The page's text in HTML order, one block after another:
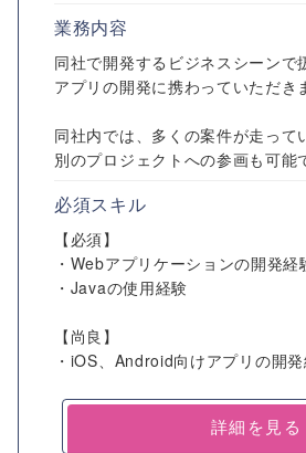
業務内容
同社で開発するビジネスシーンで
アプリの開発に携わっていただき
同社内では、多くの案件が走って
別のプロジェクトへの参画も可能
必須スキル
【必須】
・Webアプリケーションの開発経
・Javaの使用経験
【尚良】
・iOS、Android向けアプリの開
詳細を見る